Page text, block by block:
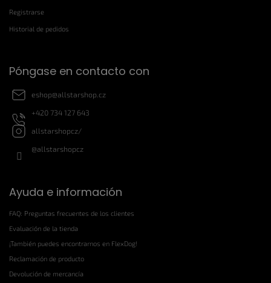
Registrarse
Historial de pedidos
Póngase en contacto con
eshop@allstarshop.cz
+420 734 127 643
allstarshopcz/
@allstarshopcz
Ayuda e información
FAQ: Preguntas frecuentes de los clientes
Evaluación de la tienda
¡También puedes encontrarnos en FlexDog!
Reclamación de producto
Devolución de mercancía